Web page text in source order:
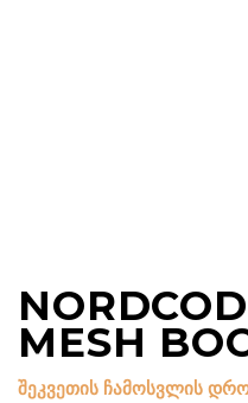
MESH
შეკვეთის ჩამოსვლის